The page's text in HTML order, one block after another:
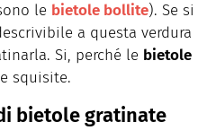
le bietole bollite). Se si
a questa verdura
Si, perché le bietole
squisite.
bietole gratinate